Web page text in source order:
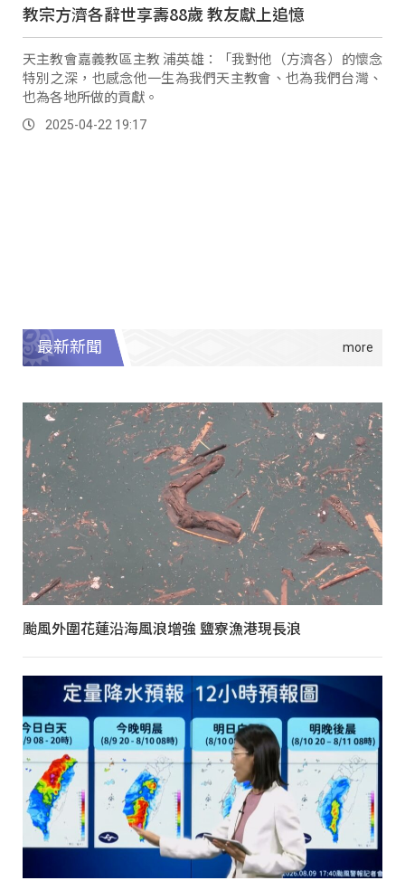
教宗方濟各辭世享壽88歲 教友獻上追憶
天主教會嘉義教區主教 浦英雄：「我對他（方濟各）的懷念
特別之深，也感念他一生為我們天主教會、也為我們台灣、
也為各地所做的貢獻。
2025-04-22 19:17
最新新聞
颱風外圍花蓮沿海風浪增強 鹽寮漁港現長浪